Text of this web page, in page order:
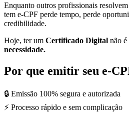
Enquanto outros profissionais
tem e-CPF perde tempo, perde
credibilidade.
Hoje, ter um Certificado Digital não
necessidade.
Por que emitir seu e-
🔒 Emissão 100% segura e autorizada
⚡ Processo rápido e sem complicação